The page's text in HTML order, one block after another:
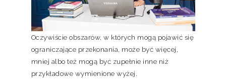
Oczywiście obszarów, w których mogą pojawić się
ograniczające przekonania, może być więcej,
mniej albo też mogą być zupełnie inne niż
przykładowe wymienione wyżej.